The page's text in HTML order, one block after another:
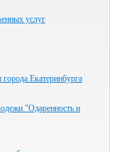
услуг
Екатеринбурга
"Одаренность и